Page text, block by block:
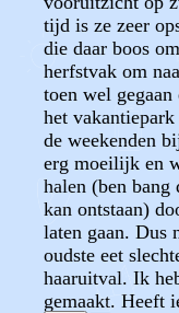
tijd is ze zeer
die daar boos
herfstvak om
toen wel
het
de weekenden
erg moeilijk en
halen (ben bang
kan ontstaan)
laten gaan. Dus
oudste eet
haaruitval. Ik
gemaakt. Heeft